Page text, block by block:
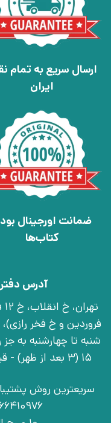
ارسال سریع به تمام
ایران
ضمانت اورجینال
کتاب‌ها
آدرس
15 (3 بعد از ظهر) - قبل از تشریف آوردن تماس بگیرید
سریعترین روش
021-66410976 | 09030925756